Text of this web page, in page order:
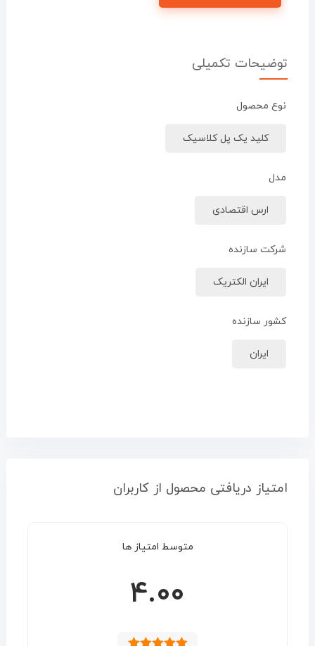
توضیحات تکمیلی
نوع محصول
کلید یک پل کلاسیک
مدل
ارس اقتصادی
شرکت سازنده
ایران الکتریک
کشور سازنده
ایران
امتیاز دریافتی محصول از کاربران
متوسط امتیاز ها
۴.۰۰